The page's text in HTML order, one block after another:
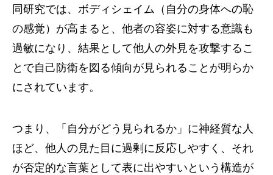
同研究では、ボディシェイム（自分の身体への恥
の感覚）が高まると、他者の容姿に対する意識も
過敏になり、結果として他人の外見を攻撃するこ
とで自己防衛を図る傾向が見られることが明らか
にされています。
つまり、「自分がどう見られるか」に神経質な人
ほど、他人の見た目に過剰に反応しやすく、それ
が否定的な言葉として表に出やすいという構造が